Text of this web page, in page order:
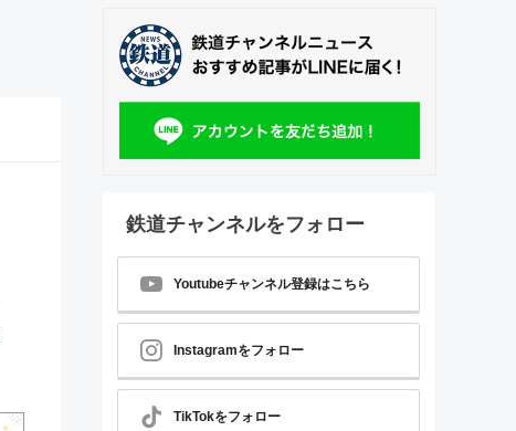
鉄道チャンネルをフォロー
Youtubeチャンネル登録はこちら
Instagramをフォロー
TikTokをフォロー